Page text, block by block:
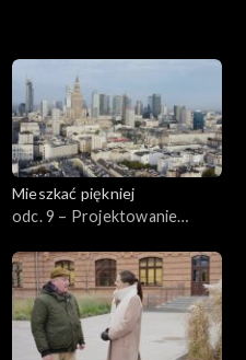
Mieszkać piękniej
odc. 9 – Projektowanie